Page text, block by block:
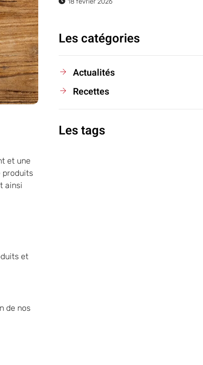
et une
produits
ainsi
et
de nos
Les catégories
Actualités
Recettes
Les tags